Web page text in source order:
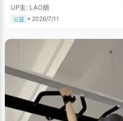
UP主: LAO胡
公益 • 2026/7/11